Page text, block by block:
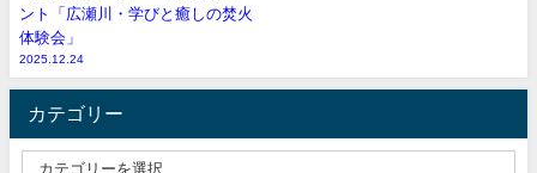
ント「広瀬川・学びと癒しの焚火
体験会」
2025.12.24
カテゴリー